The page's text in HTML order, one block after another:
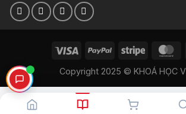
Copyright 2025 © KHOÁ HỌC